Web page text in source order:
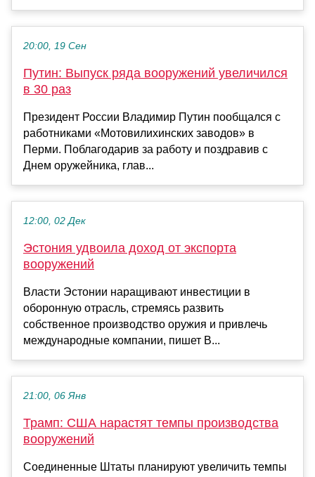
20:00, 19 Сен
Путин: Выпуск ряда вооружений увеличился
в 30 раз
Президент России Владимир Путин пообщался с
работниками «Мотовилихинских заводов» в
Перми. Поблагодарив за работу и поздравив с
Днем оружейника, глав...
12:00, 02 Дек
Эстония удвоила доход от экспорта
вооружений
Власти Эстонии наращивают инвестиции в
оборонную отрасль, стремясь развить
собственное производство оружия и привлечь
международные компании, пишет B...
21:00, 06 Янв
Трамп: США нарастят темпы производства
вооружений
Соединенные Штаты планируют увеличить темпы